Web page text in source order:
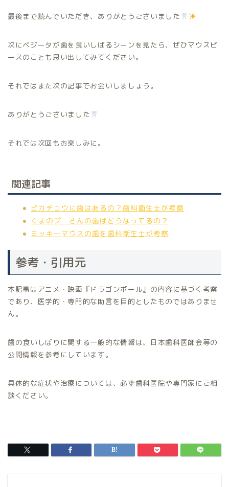
最後まで読んでいただき、ありがとうございました
次にベジータが歯を食いしばるシーンを見たら、ぜひマウスピ
ースのことも思い出してみてください。
それではまた次の記事でお会いしましょう。
ありがとうございました
それでは次回もお楽しみに。
関連記事
ピカチュウに歯はあるの？歯科衛生士が考察
くまのプーさんの歯はどうなってるの？
ミッキーマウスの歯を歯科衛生士が考察
参考・引用元
本記事はアニメ・映画『ドラゴンボール』の内容に基づく考察
であり、医学的・専門的な助言を目的としたものではありませ
ん。
歯の食いしばりに関する一般的な情報は、日本歯科医師会等の
公開情報を参考にしています。
具体的な症状や治療については、必ず歯科医院や専門家にご相
談ください。